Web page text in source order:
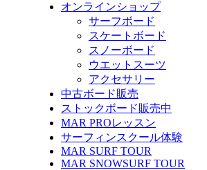
オンラインショップ
サーフボード
スケートボード
スノーボード
ウエットスーツ
アクセサリー
中古ボード販売
ストックボード販売中
MAR PROレッスン
サーフィンスクール体験
MAR SURF TOUR
MAR SNOWSURF TOUR